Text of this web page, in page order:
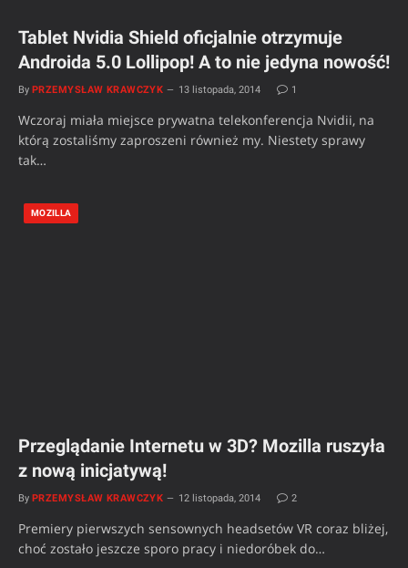
Tablet Nvidia Shield oficjalnie otrzymuje
Androida 5.0 Lollipop! A to nie jedyna nowość!
By PRZEMYSŁAW KRAWCZYK 13 listopada, 2014 1
Wczoraj miała miejsce prywatna telekonferencja Nvidii, na
którą zostaliśmy zaproszeni również my. Niestety sprawy
tak…
MOZILLA
Przeglądanie Internetu w 3D? Mozilla ruszyła
z nową inicjatywą!
By PRZEMYSŁAW KRAWCZYK 12 listopada, 2014 2
Premiery pierwszych sensownych headsetów VR coraz bliżej,
choć zostało jeszcze sporo pracy i niedoróbek do…